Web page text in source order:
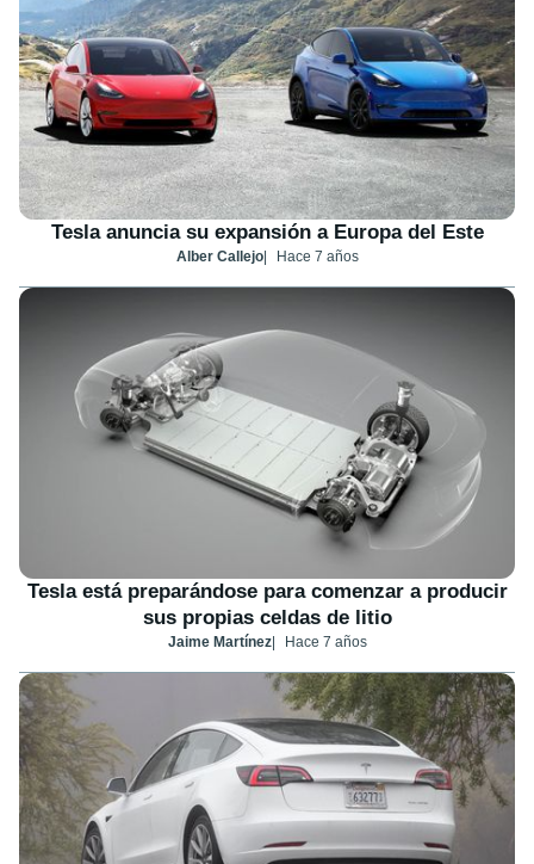
Tesla anuncia su expansión a Europa del Este
Alber Callejo Hace 7 años
Tesla está preparándose para comenzar a producir
sus propias celdas de litio
Jaime Martínez Hace 7 años